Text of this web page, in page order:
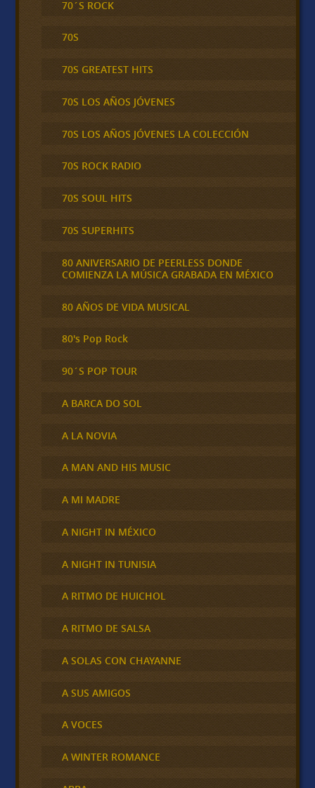
70´S ROCK
70S
70S GREATEST HITS
70S LOS AÑOS JÓVENES
70S LOS AÑOS JÓVENES LA COLECCIÓN
70S ROCK RADIO
70S SOUL HITS
70S SUPERHITS
80 ANIVERSARIO DE PEERLESS DONDE
COMIENZA LA MÚSICA GRABADA EN MÉXICO
80 AÑOS DE VIDA MUSICAL
80's Pop Rock
90´S POP TOUR
A BARCA DO SOL
A LA NOVIA
A MAN AND HIS MUSIC
A MI MADRE
A NIGHT IN MÉXICO
A NIGHT IN TUNISIA
A RITMO DE HUICHOL
A RITMO DE SALSA
A SOLAS CON CHAYANNE
A SUS AMIGOS
A VOCES
A WINTER ROMANCE